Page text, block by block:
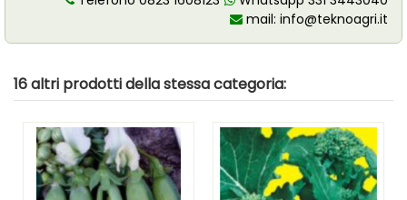
mail: info@teknoagri.it
16 altri prodotti della stessa categoria: